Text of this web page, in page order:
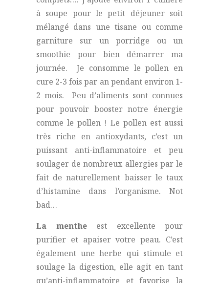
à soupe pour le petit déjeuner soit
mélangé dans une tisane ou comme
garniture sur un porridge ou un
smoothie pour bien démarrer ma
journée. Je consomme le pollen en
cure 2-3 fois par an pendant environ 1-
2 mois. Peu d’aliments sont connues
pour pouvoir booster notre énergie
comme le pollen ! Le pollen est aussi
très riche en antioxydants, c’est un
puissant anti-inflammatoire et peu
soulager de nombreux allergies par le
fait de naturellement baisser le taux
d’histamine dans l’organisme. Not
bad…
La mentheest excellente pour
purifier et apaiser votre peau. C’est
également une herbe qui stimule et
soulage la digestion, elle agit en tant
qu’anti-inflammatoire et favorise la